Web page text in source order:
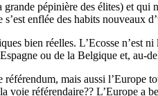
pépinière des élites) et qui
enflée des habits nouveaux
bien réelles. L’Ecosse n’est
ou de la Belgique et, au-
mais aussi l’Europe
référendaire?? L’Europe a